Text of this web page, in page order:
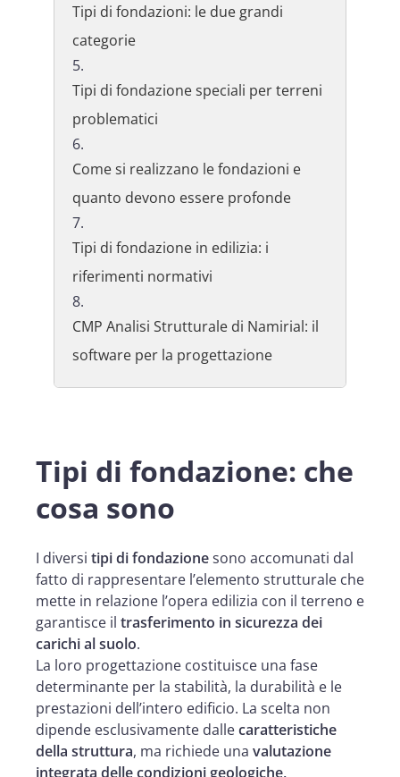
Tipi di fondazioni: le due grandi
categorie
Tipi di fondazione speciali per terreni
problematici
Come si realizzano le fondazioni e
quanto devono essere profonde
Tipi di fondazione in edilizia: i
riferimenti normativi
CMP Analisi Strutturale di Namirial: il
software per la progettazione
Tipi di fondazione: che
cosa sono
I diversi tipi di fondazionesono accomunati dal
fatto di rappresentare l’elemento strutturale che
mette in relazione l’opera edilizia con il terreno e
garantisce il trasferimento in sicurezza dei
carichi al suolo.
La loro progettazione costituisce una fase
determinante per la stabilità, la durabilità e le
prestazioni dell’intero edificio. La scelta non
dipende esclusivamente dallecaratteristiche
della struttura, ma richiede una valutazione
integrata delle condizioni geologiche,